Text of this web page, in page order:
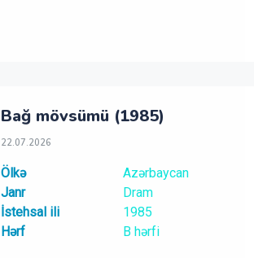
Bağ mövsümü (1985)
22.07.2026
Ölkə
Azərbaycan
Janr
Dram
İstehsal ili
1985
Hərf
B hərfi